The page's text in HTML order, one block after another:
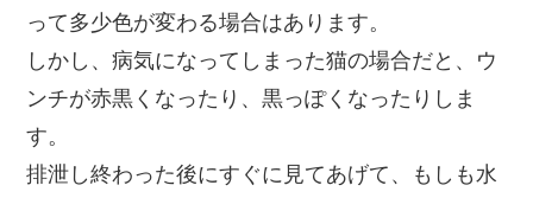
って多少色が変わる場合はあります。
しかし、病気になってしまった猫の場合だと、ウ
ンチが赤黒くなったり、黒っぽくなったりしま
す。
排泄し終わった後にすぐに見てあげて、もしも水